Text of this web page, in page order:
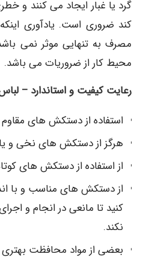
گرد یا غبار ایجاد می کنند و
کند ضروری است. یادآوری
مصرف به تنهایی موثر نمی
محیط کار از ضروریات می باشد.
رعایت کیفیت و استاندارد –
استفاده از دستکش های مقاوم
هرگز از دستکش های نخی و یا
از استفاده از دستکش های
از دستکش های مناسب و با
کنید تا مانعی در انجام و
نکند.
بعضی از مواد محافظت